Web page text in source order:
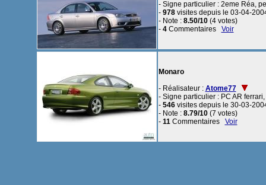
- Signe particulier : 2eme Réa,
- 978visites depuis le 03-04-
- Note : 8.50/10(4 votes)
- 4Commentaires Voir
Monaro
- Réalisateur : Atome77
- Signe particulier : PC AR
- 546visites depuis le 30-03-
- Note : 8.79/10(7 votes)
- 11Commentaires Voir